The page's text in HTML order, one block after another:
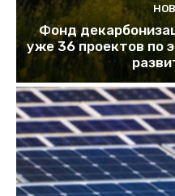
Фонд
уже 36 проектов по